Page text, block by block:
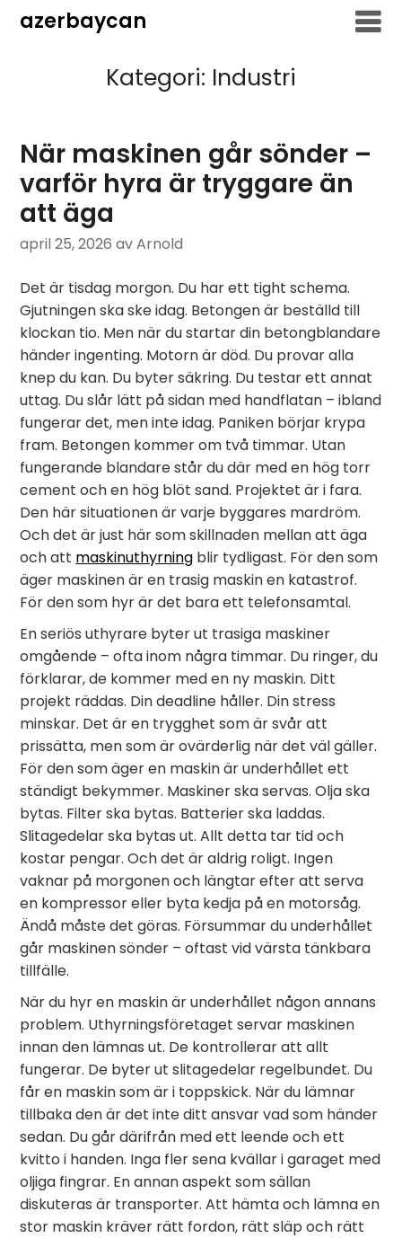
azerbaycan
Kategori: Industri
När maskinen går sönder –
varför hyra är tryggare än
att äga
april 25, 2026 av Arnold
Det är tisdag morgon. Du har ett tight schema.
Gjutningen ska ske idag. Betongen är beställd till
klockan tio. Men när du startar din betongblandare
händer ingenting. Motorn är död. Du provar alla
knep du kan. Du byter säkring. Du testar ett annat
uttag. Du slår lätt på sidan med handflatan – ibland
fungerar det, men inte idag. Paniken börjar krypa
fram. Betongen kommer om två timmar. Utan
fungerande blandare står du där med en hög torr
cement och en hög blöt sand. Projektet är i fara.
Den här situationen är varje byggares mardröm.
Och det är just här som skillnaden mellan att äga
och att maskinuthyrning blir tydligast. För den som
äger maskinen är en trasig maskin en katastrof.
För den som hyr är det bara ett telefonsamtal.
En seriös uthyrare byter ut trasiga maskiner
omgående – ofta inom några timmar. Du ringer, du
förklarar, de kommer med en ny maskin. Ditt
projekt räddas. Din deadline håller. Din stress
minskar. Det är en trygghet som är svår att
prissätta, men som är ovärderlig när det väl gäller.
För den som äger en maskin är underhållet ett
ständigt bekymmer. Maskiner ska servas. Olja ska
bytas. Filter ska bytas. Batterier ska laddas.
Slitagedelar ska bytas ut. Allt detta tar tid och
kostar pengar. Och det är aldrig roligt. Ingen
vaknar på morgonen och längtar efter att serva
en kompressor eller byta kedja på en motorsåg.
Ändå måste det göras. Försummar du underhållet
går maskinen sönder – oftast vid värsta tänkbara
tillfälle.
När du hyr en maskin är underhållet någon annans
problem. Uthyrningsföretaget servar maskinen
innan den lämnas ut. De kontrollerar att allt
fungerar. De byter ut slitagedelar regelbundet. Du
får en maskin som är i toppskick. När du lämnar
tillbaka den är det inte ditt ansvar vad som händer
sedan. Du går därifrån med ett leende och ett
kvitto i handen. Inga fler sena kvällar i garaget med
oljiga fingrar. En annan aspekt som sällan
diskuteras är transporter. Att hämta och lämna en
stor maskin kräver rätt fordon, rätt släp och rätt